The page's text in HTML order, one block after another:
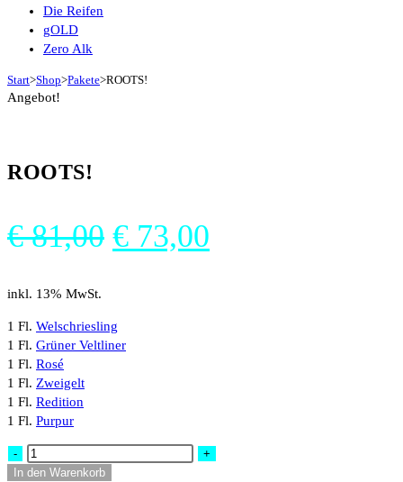
Die Reifen
gOLD
Zero Alk
Start>Shop>Pakete>ROOTS!
Angebot!
ROOTS!
€81,00 Ursprünglicher
€ 81,00
€ 73,00
inkl. 13% MwSt.
1 Fl. Welschriesling
1 Fl. Grüner Veltliner
1 Fl. Rosé
1 Fl. Zweigelt
1 Fl. Redition
1 Fl. Purpur
-
ROOTS!
Menge
+
In den Warenkorb